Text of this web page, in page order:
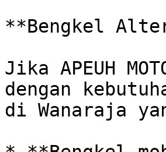
**Bengkel
Jika APEUH
dengan
di Wanaraja